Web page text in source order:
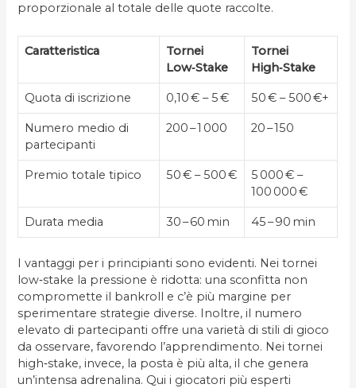
proporzionale al totale delle quote raccolte.
Caratteristica
Tornei
Low‑Stake
Tornei
High‑Stake
Quota di iscrizione 0,10 € – 5 € 50 € – 500 €+
Numero medio di
partecipanti
200 – 1 000 20 – 150
Premio totale tipico 50 € – 500 €
5 000 € –
100 000 €
Durata media 30 – 60 min 45 – 90 min
I vantaggi per i principianti sono evidenti. Nei tornei
low‑stake la pressione è ridotta: una sconfitta non
compromette il bankroll e c’è più margine per
sperimentare strategie diverse. Inoltre, il numero
elevato di partecipanti offre una varietà di stili di gioco
da osservare, favorendo l’apprendimento. Nei tornei
high‑stake, invece, la posta è più alta, il che genera
un’intensa adrenalina. Qui i giocatori più esperti